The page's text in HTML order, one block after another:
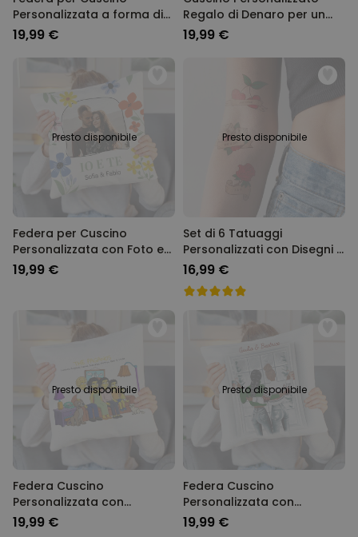
Personalizzata a forma di
Cuore con Foto e Testo
19,99 €
Regalo di Denaro per un
Matrimonio
19,99 €
Presto disponibile
Federa per Cuscino
Personalizzata con Foto e
Testo
19,99 €
Presto disponibile
Set di 6 Tatuaggi
Personalizzati con Disegni e
Testo Retrò
16,99 €
Presto disponibile
Federa Cuscino
Personalizzata con
Illustrazione di Famiglia
19,99 €
Presto disponibile
Federa Cuscino
Personalizzata con
Illustrazione invernale di
19,99 €